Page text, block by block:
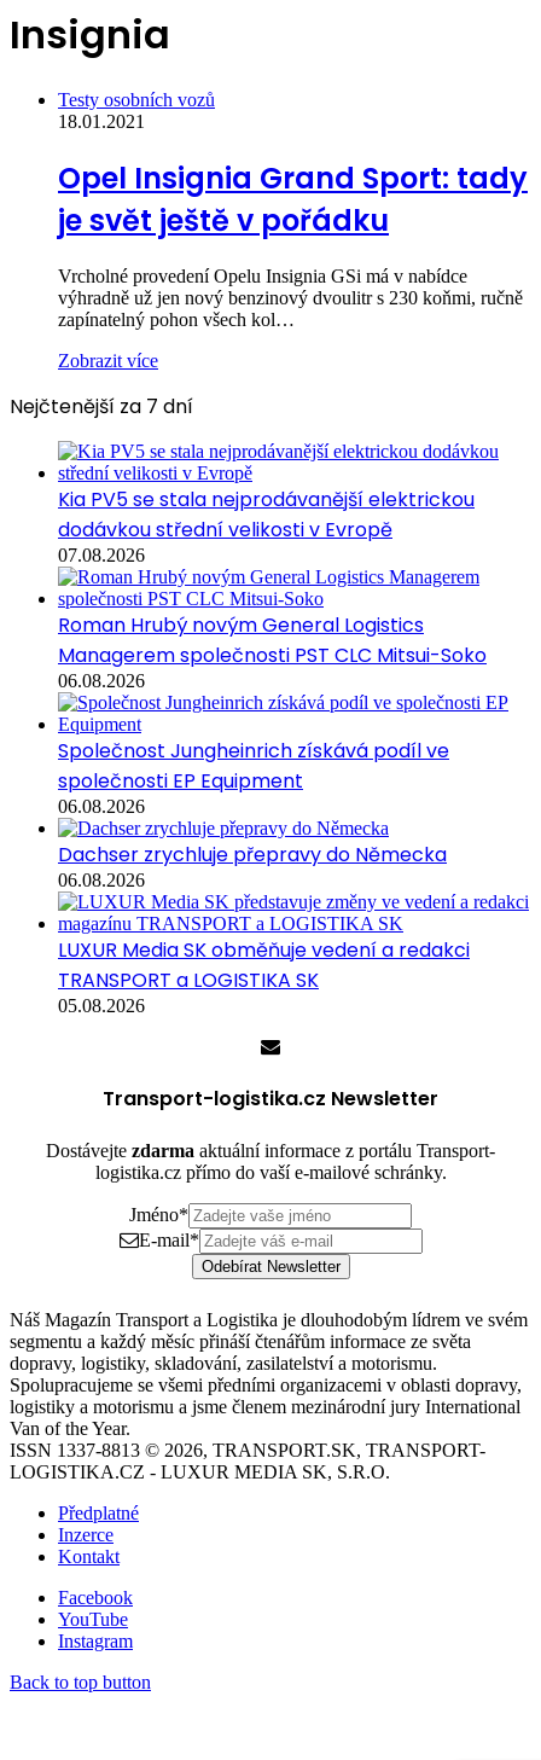
Insignia
Testy osobních vozů
18.01.2021
Opel Insignia Grand Sport: tady
je svět ještě v pořádku
Vrcholné provedení Opelu Insignia GSi má v nabídce
výhradně už jen nový benzinový dvoulitr s 230 koňmi, ručně
zapínatelný pohon všech kol…
Zobrazit více
Nejčtenější za 7 dní
Kia PV5 se stala nejprodávanější elektrickou
dodávkou střední velikosti v Evropě
07.08.2026
Roman Hrubý novým General Logistics
Managerem společnosti PST CLC Mitsui-Soko
06.08.2026
Společnost Jungheinrich získává podíl ve
společnosti EP Equipment
06.08.2026
Dachser zrychluje přepravy do Německa
06.08.2026
LUXUR Media SK obměňuje vedení a redakci
TRANSPORT a LOGISTIKA SK
05.08.2026
Transport-logistika.cz Newsletter
Dostávejte zdarma aktuální informace z portálu Transport-
logistika.cz přímo do vaší e-mailové schránky.
Jméno*
E-mail*
Odebírat Newsletter
Náš Magazín Transport a Logistika je dlouhodobým lídrem ve svém
segmentu a každý měsíc přináší čtenářům informace ze světa
dopravy, logistiky, skladování, zasilatelství a motorismu.
Spolupracujeme se všemi předními organizacemi v oblasti dopravy,
logistiky a motorismu a jsme členem mezinárodní jury International
Van of the Year.
ISSN 1337-8813 © 2026, TRANSPORT.SK, TRANSPORT-
LOGISTIKA.CZ - LUXUR MEDIA SK, S.R.O.
Předplatné
Inzerce
Kontakt
Facebook
YouTube
Instagram
Back to top button